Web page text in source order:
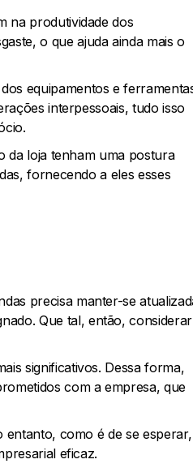
na produtividade dos
o que ajuda ainda mais o
equipamentos e
interpessoais, tudo isso
da loja tenham uma postura
fornecendo a eles esses
precisa manter-se
Que tal, então,
significativos. Dessa forma,
com a empresa, que
entanto, como é de se esperar,
eficaz.